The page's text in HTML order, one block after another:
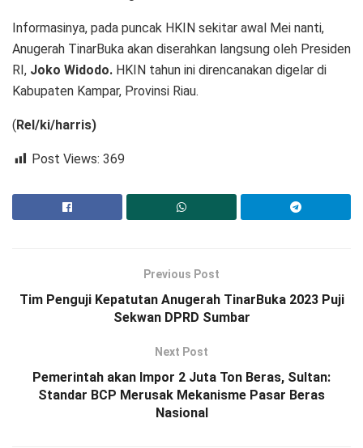
Informasinya, pada puncak HKIN sekitar awal Mei nanti,
Anugerah TinarBuka akan diserahkan langsung oleh Presiden
RI, Joko Widodo. HKIN tahun ini direncanakan digelar di
Kabupaten Kampar, Provinsi Riau.
(Rel/ki/harris)
Post Views: 369
Previous Post
Tim Penguji Kepatutan Anugerah TinarBuka 2023 Puji
Sekwan DPRD Sumbar
Next Post
Pemerintah akan Impor 2 Juta Ton Beras, Sultan:
Standar BCP Merusak Mekanisme Pasar Beras
Nasional